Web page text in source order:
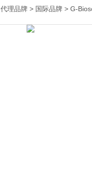
代理品牌 > 国际品牌 > G-